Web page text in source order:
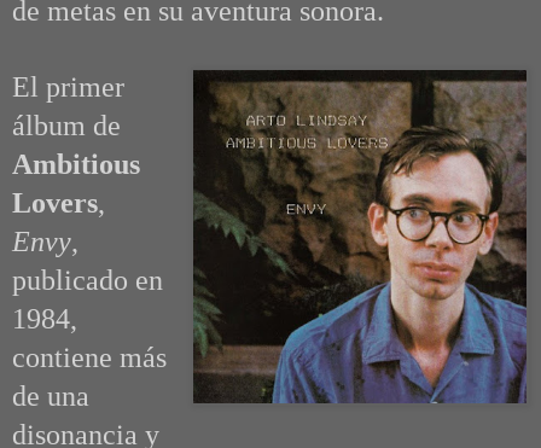
de metas en su aventura sonora.
El primer
álbum de
Ambitious
Lovers,
Envy,
publicado en
1984,
contiene más
de una
disonancia y